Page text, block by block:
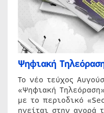
Ψηφιακή
Το νέο τεύχος
«Ψηφιακή
με το περιοδικό
ηγείται στην αγορά